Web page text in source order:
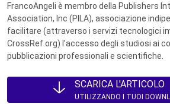
FrancoAngeli è membro della Publishers
Association, Inc (PILA), associazione
facilitare (attraverso i servizi tecnologici
CrossRef.org) l’accesso degli studiosi ai
pubblicazioni professionali e scientifiche.
SCARICA L'ARTICOLO
UTILIZZANDO I TUOI